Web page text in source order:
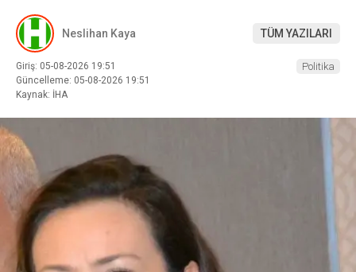
Neslihan Kaya TÜM YAZILARI
Giriş: 05-08-2026 19:51
Güncelleme: 05-08-2026 19:51
Kaynak: İHA
Politika